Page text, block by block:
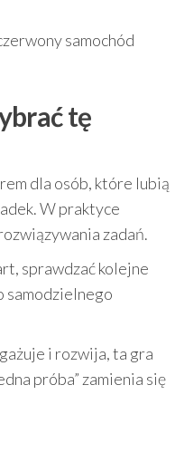
samochód
tę
dla osób, które lubią
W praktyce
zadań.
sprawdzać kolejne
samodzielnego
i rozwija, ta gra
próba” zamienia się